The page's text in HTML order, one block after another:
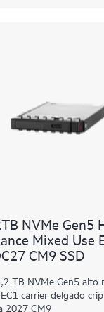
NVMe Gen5
Mixed Use
CM9 SSD
TB NVMe Gen5 alto
carrier delgado
2027 CM9